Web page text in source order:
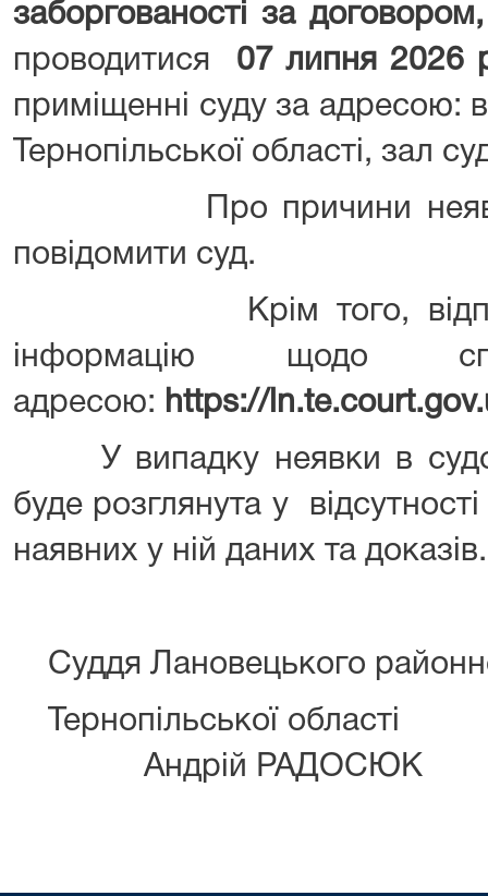
заборгованості за договором,
проводитися 07 липня 2026
приміщенні суду за адресою:
Тернопільської області, зал
Про причини
повідомити суд.
Крім того,
інформацію щодо
адресою: https://
У випадку неявки в
буде розглянута у відсутності
наявних у ній даних та доказів.
Суддя Лановецького
Андрій РАДОСЮК